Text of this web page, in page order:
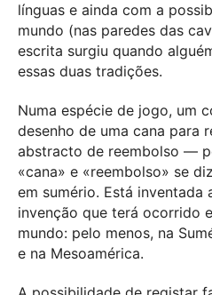
línguas e ainda com a
mundo (nas paredes das
escrita surgiu quando
essas duas tradições.
Numa espécie de jogo, um
desenho de uma cana para
abstracto de reembolso —
«cana» e «reembolso» se
em sumério. Está
invenção que terá ocorrido
mundo: pelo menos, na
e na Mesoamérica.